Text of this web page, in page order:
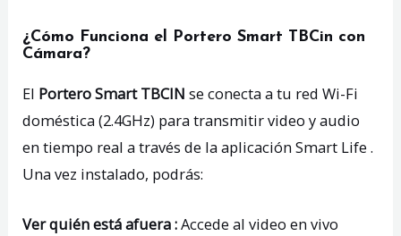
¿Cómo Funciona el Portero Smart TBCin con
Cámara?
El Portero Smart TBCIN se conecta a tu red Wi-Fi
doméstica (2.4GHz) para transmitir video y audio
en tiempo real a través de la aplicación Smart Life .
Una vez instalado, podrás:
Ver quién está afuera :Accede al video en vivo